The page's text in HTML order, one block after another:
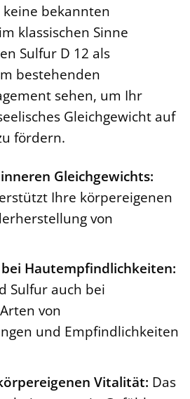
bekannten
klassischen Sinne
Sulfur D 12 als
bestehenden
sehen, um Ihr
Gleichgewicht auf
fördern.
Gleichgewichts:
Ihre körpereigenen
von
Hautempfindlichkeiten:
Sulfur auch bei
von
und Empfindlichkeiten
Vitalität: Das